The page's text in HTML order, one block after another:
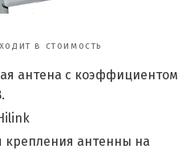
в стоимость
антена с коэффициентом
крепления антенны на